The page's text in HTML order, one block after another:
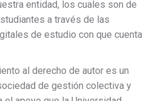
entidad, los cuales son de
a través de las
de estudio con que cuenta
al derecho de autor es un
de gestión colectiva y